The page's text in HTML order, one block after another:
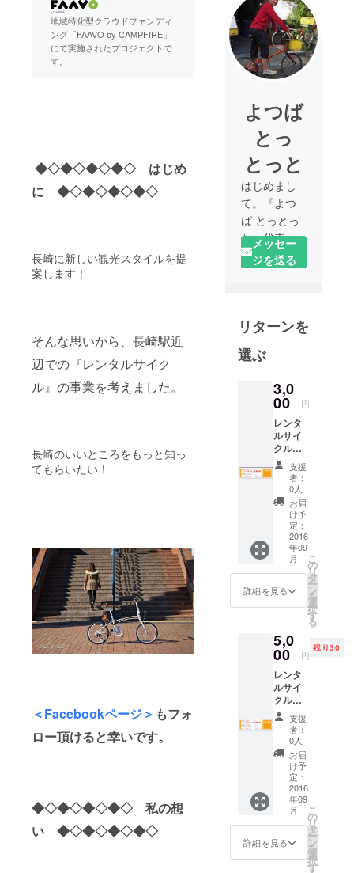
地域特化型クラウドファンディ
ング「FAAVO by CAMPFIRE」
にて実施されたプロジェクトで
す。
◆◇◆◇◆◇◆◇ はじめ
に ◆◇◆◇◆◇◆◇
長崎に新しい観光スタイルを提
案します！
そんな思いから、長崎駅近
辺での『レンタルサイク
ル』の事業を考えました。
長崎のいいところをもっと知っ
てもらいたい！
＜Facebookページ＞ もフォ
ロー頂けると幸いです。
◆◇◆◇◆◇◆◇ 私の想
い ◆◇◆◇◆◇◆◇
よつば
とっ
とっと
はじめまし
て。『よつ
ば とっとっ
と』代表の
下川と申し
ます。
１年までを
しました。
で２０年程
生活してお
り、３年前
に長崎に戻
りました。
工学系の大
学を卒業後
は、製造業
に関わる設
計や営業業
務に従事。
趣味として
ました。
2年前から長
崎でレンタ
サイクルを
目指して取
り組みをし
てきまし
た。その夢
を実現する
ためにクラ
ウドファン
ディングに
挑戦するこ
メッセー
ジを送る
リターンを
選ぶ
3,0
00 円
レンタ
ルサイ
クルチ
ケット
の有効
期限は
２０１
７年９
月迄と
させて
頂きま
す。
支援
者：
0人
お届
け予
定：
2016
年09
月
詳細を見る
こ
の
リ
タ
ー
ン
を
選
択
す
る
5,0
00 円
残り30
レンタ
ルサイ
クルチ
ケット
の有効
期限は
２０１
７年９
月迄と
させて
頂きま
す。
支援
者：
0人
お届
け予
定：
2016
年09
月
詳細を見る
こ
の
リ
タ
ー
ン
を
選
択
す